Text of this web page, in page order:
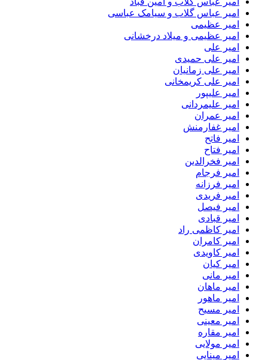
امیر عباس گلاب و سیامک عباسی
امیر عظیمی
امیر عظیمی و میلاد درخشانی
امیر علی
امیر علی حمیدی
امیر علی زمانیان
امیر علی کریمخانی
امیر علیپور
امیر علیمردانی
امیر عمران
امیر غفارمنش
امیر فاتح
امیر فتاح
امیر فخرالدین
امیر فرجام
امیر فرزانه
امیر فریدی
امیر فیصل
امیر قبادی
امیر کاظمی راد
امیر کامران
امیر کاویدی
امیر کیان
امیر مانی
امیر ماهان
امیر ماهور
امیر مسیح
امیر معینی
امیر مقاره
امیر مولایی
امیر مینایی